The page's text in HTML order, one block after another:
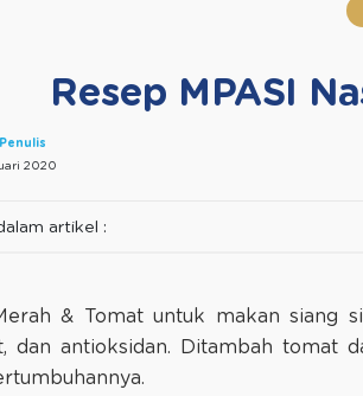
Resep MPASI
2020
artikel :
& Tomat untuk makan siang
dan antioksidan. Ditambah tomat